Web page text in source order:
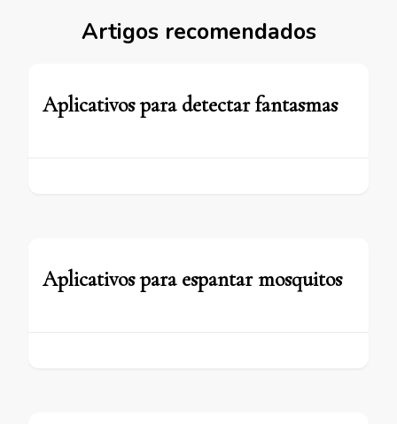
Artigos recomendados
Aplicativos para detectar fantasmas
Aplicativos para espantar mosquitos